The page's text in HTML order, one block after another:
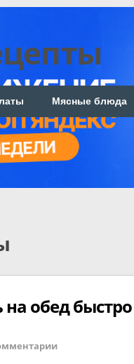
Мясные блюда
обед